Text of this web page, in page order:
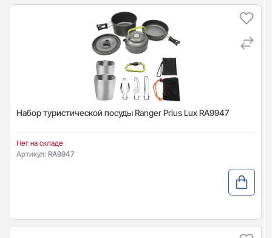
Набор туристической посуды Ranger Prius Lux RA9947
Нет на складе
Артикул: RA9947